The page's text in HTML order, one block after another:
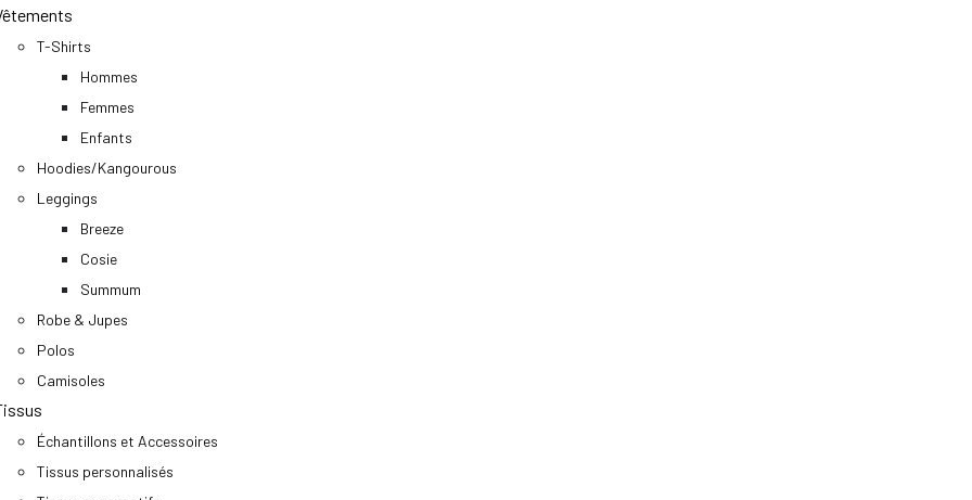
T-Shirts
Hommes
Femmes
Enfants
Hoodies/Kangourous
Leggings
Breeze
Cosie
Summum
Robe & Jupes
Polos
Camisoles
Échantillons et Accessoires
Tissus personnalisés